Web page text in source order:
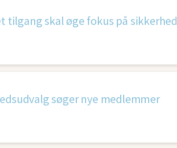
tilgang skal øge fokus på sikkerhed
søger nye medlemmer